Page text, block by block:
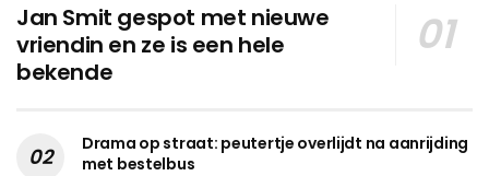
Jan Smit gespot met nieuwe
vriendin en ze is een hele
bekende
Drama op straat: peutertje overlijdt na aanrijding
met bestelbus